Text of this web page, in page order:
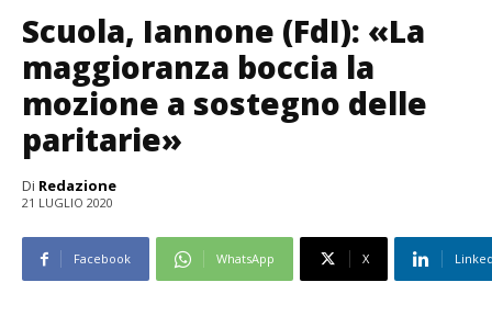
Scuola, Iannone (FdI): «La
maggioranza boccia la
mozione a sostegno delle
paritarie»
Di Redazione
21 LUGLIO 2020
Facebook WhatsApp X